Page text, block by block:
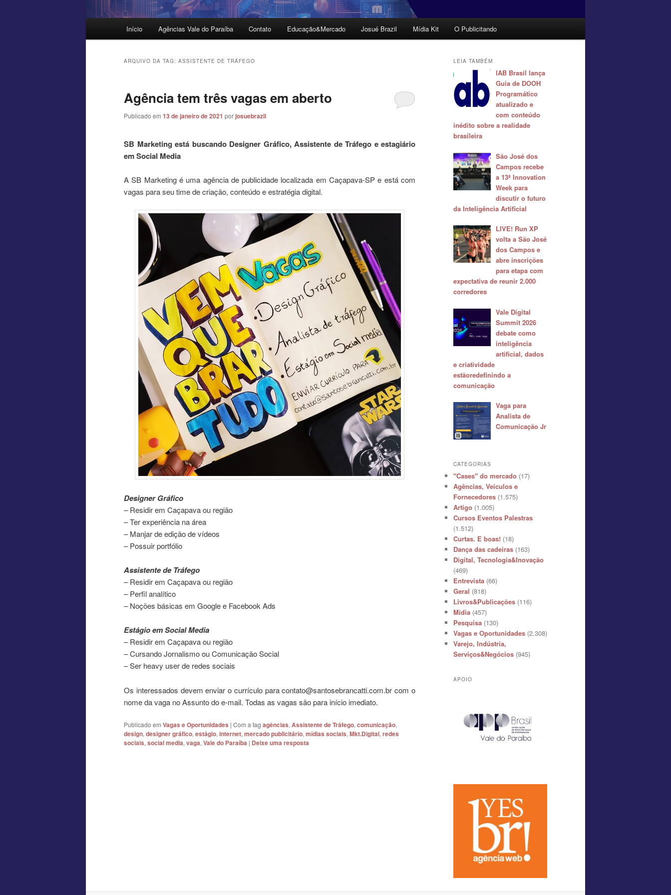
Início Agências Vale do Paraíba Contato Educação&Mercado Josué Brazil Mídia Kit O Publicitando
ARQUIVO DA TAG: ASSISTENTE DE TRÁFEGO
Agência tem três vagas em aberto
Publicado em 13 de janeiro de 2021 porjosuebrazil
SB Marketing está buscando Designer Gráfico, Assistente de Tráfego e estagiário
em Social Media
A SB Marketing é uma agência de publicidade localizada em Caçapava-SP e está com
vagas para seu time de criação, conteúdo e estratégia digital.
Designer Gráfico
– Residir em Caçapava ou região
– Ter experiência na área
– Manjar de edição de vídeos
– Possuir portfólio
Assistente de Tráfego
– Residir em Caçapava ou região
– Perfil analítico
– Noções básicas em Google e Facebook Ads
Estágio em Social Media
– Residir em Caçapava ou região
– Cursando Jornalismo ou Comunicação Social
– Ser heavy user de redes sociais
Os interessados devem enviar o currículo para contato@santosebrancatti.com.br com o
nome da vaga no Assunto do e-mail. Todas as vagas são para início imediato.
Publicado em Vagas e Oportunidades | Com a tag agências, Assistente de Tráfego, comunicação,
design, designer gráfico, estágio, internet, mercado publicitário, mídias sociais, Mkt.Digital, redes
sociais, social media, vaga, Vale do Paraíba | Deixe uma resposta
LEIA TAMBÉM
IAB Brasil lança
Guia de DOOH
Programático
atualizado e
com conteúdo
inédito sobre a realidade
brasileira
São José dos
Campos recebe
a 13ª Innovation
Week para
discutir o futuro
da Inteligência Artificial
LIVE! Run XP
volta a São José
dos Campos e
abre inscrições
para etapa com
expectativa de reunir 2.000
corredores
Vale Digital
Summit 2026
debate como
inteligência
artificial, dados
e criatividade
estãoredefinindo a
comunicação
Vaga para
Analista de
Comunicação Jr
CATEGORIAS
"Cases" do mercado (17)
Agências, Veículos e
Fornecedores (1.575)
Artigo (1.005)
Cursos Eventos Palestras
(1.512)
Curtas. E boas! (18)
Dança das cadeiras (163)
Digital, Tecnologia&Inovação
(469)
Entrevista (66)
Geral (818)
Livros&Publicações (116)
Mídia (457)
Pesquisa (130)
Vagas e Oportunidades (2.308)
Varejo, Indústria,
Serviços&Negócios (945)
APOIO